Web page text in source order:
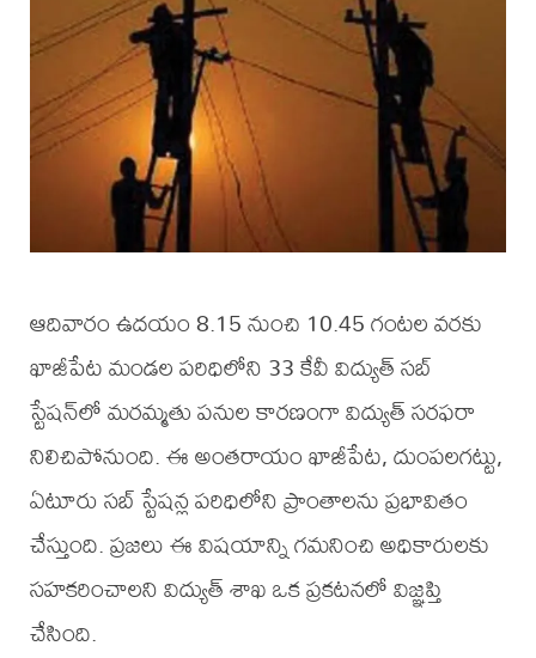
ఆదివారం ఉదయం 8.15 నుంచి 10.45 గంటల వరకు
ఖాజీపేట మండల పరిధిలోని 33 కేవీ విద్యుత్ సబ్
స్టేషన్‌లో మరమ్మతు పనుల కారణంగా విద్యుత్ సరఫరా
నిలిచిపోనుంది. ఈ అంతరాయం ఖాజీపేట, దుంపలగట్టు,
ఏటూరు సబ్ స్టేషన్ల పరిధిలోని ప్రాంతాలను ప్రభావితం
చేస్తుంది. ప్రజలు ఈ విషయాన్ని గమనించి అధికారులకు
సహకరించాలని విద్యుత్ శాఖ ఒక ప్రకటనలో విజ్ఞప్తి
చేసింది.